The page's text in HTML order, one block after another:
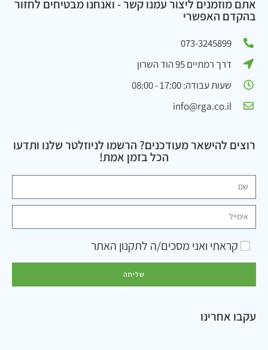
אתם מוזמנים ליצור עמנו קשר - ואנחנו מבטיחים לחזור
בהקדם האפשרי
073-3245899
דרך רמתיים 95 הוד השרון
שעות עבודה: 17:00 - 08:00
info@rga.co.il
רוצים להישאר מעודכנים? הרשמו לניוזלטר שלנו ותדעו
הכל בזמן אמת!
קראתי ואני מסכים/ה לתקנון האתר
שליחה
עקבו אחרינו